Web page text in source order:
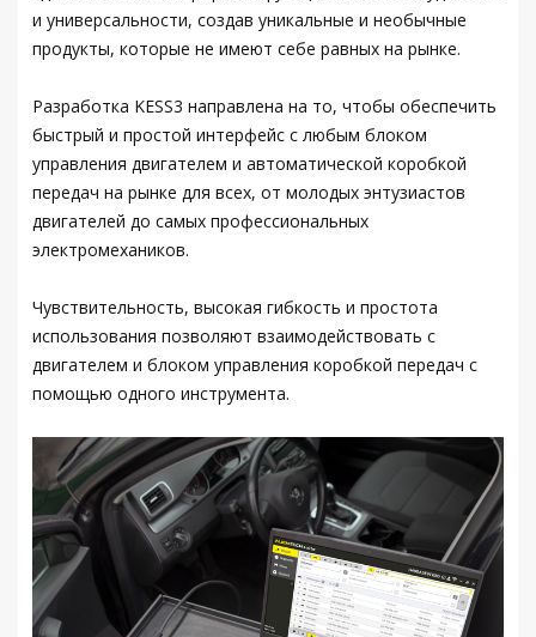
и универсальности, создав уникальные и необычные
продукты, которые не имеют себе равных на рынке.
Разработка KESS3 направлена на то, чтобы обеспечить
быстрый и простой интерфейс с любым блоком
управления двигателем и автоматической коробкой
передач на рынке для всех, от молодых энтузиастов
двигателей до самых профессиональных
электромехаников.
Чувствительность, высокая гибкость и простота
использования позволяют взаимодействовать с
двигателем и блоком управления коробкой передач с
помощью одного инструмента.